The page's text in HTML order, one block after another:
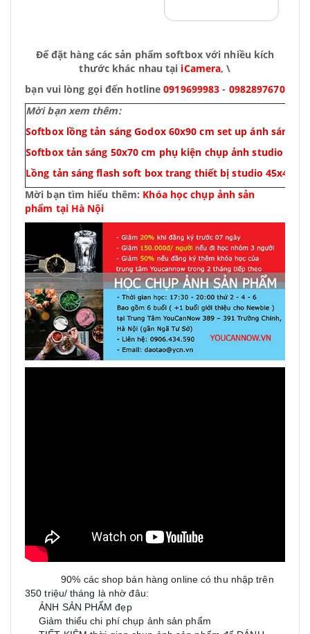
Để đặt hàng các sản phẩm softbox với nhiều kích
thước khác nhau tại iCamera, \
bạn vui lòng gọi đến hotline0919699983 - 0982897670
Mời bạn xem thêm:
Softbox lồng tản sáng Godox 60x90 cm set up ánh sáng
Softbox tản sáng 50x70 cm phụ kiện chụp ảnh studio
Lồng tản sáng flash soft box trang thiết bị studio 45x45cm
Mời bạn tìm hiểu thêm: Khóa học chụp ảnh sản
phẩm tại Hà Nội
90% các shop bán hàng online có thu nhập trên
350 triệu/ tháng là nhờ đâu:
ẢNH SẢN PHẨM đẹp
Giảm thiểu chi phí chụp ảnh sản phẩm